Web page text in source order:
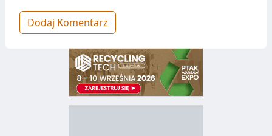
Dodaj Komentarz